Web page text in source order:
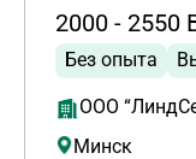
2000 - 2550
Без опыта
ООО
Минск